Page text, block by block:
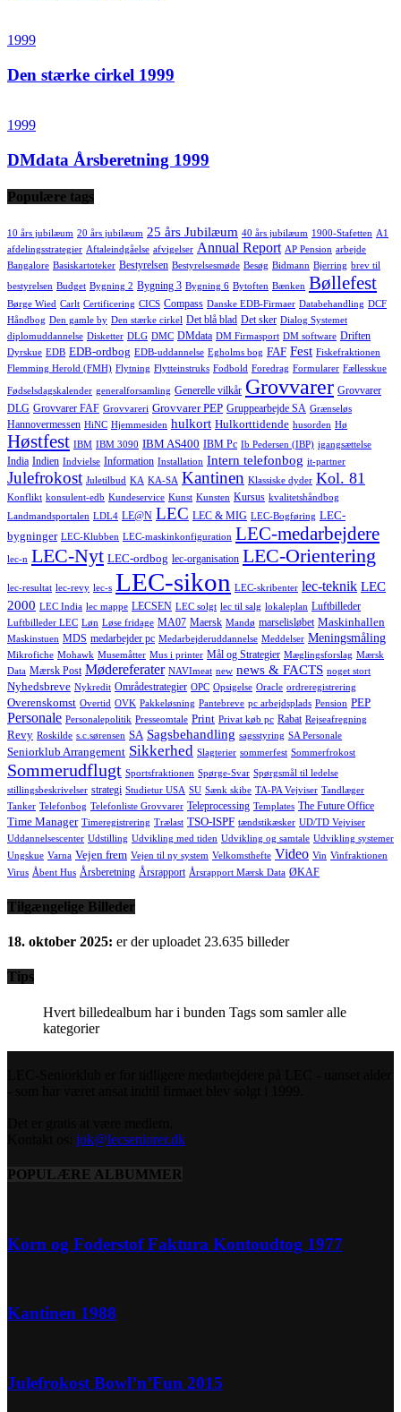
1999
Den stærke cirkel 1999
1999
DMdata Årsberetning 1999
Populære tags
10 års jubilæum 20 års jubilæum 25 års Jubilæum 40 års jubilæum 1900-Stafetten A1
afdelingsstrategier Aftaleindgåelse afvigelser Annual Report AP Pension arbejde
Bangalore Basiskartoteker Bestyrelsen Bestyrelsesmøde Besøg Bidmann Bjerring brev til
bestyrelsen Budget Bygning 2 Bygning 3 Bygning 6 Bytoften Bænken Bøllefest
Børge Wied Carlt Certificering CICS Compass Danske EDB-Firmaer Databehandling DCF
Håndbog Den gamle by Den stærke cirkel Det blå blad Det sker Dialog Systemet
diplomuddannelse Disketter DLG DMC DMdata DM Firmasport DM software Driften
Dyrskue EDB EDB-ordbog EDB-uddannelse Egholms bog FAF Fest Fiskefraktionen
Flemming Herold (FMH) Flytning Flytteinstruks Fodbold Foredrag Formularer Fællesskue
Fødselsdagskalender generalforsamling Generelle vilkår Grovvarer Grovvarer
DLG Grovvarer FAF Grovvareri Grovvarer PEP Gruppearbejde SA Grænseløs
Hannovermessen HiNC Hjemmesiden hulkort Hulkorttidende husorden Hø
Høstfest IBM IBM 3090 IBM AS400 IBM Pc Ib Pedersen (IBP) igangsættelse
India Indien Indvielse Information Installation Intern telefonbog it-partner
Julefrokost Juletilbud KA KA-SA Kantinen Klassiske dyder Kol. 81
Konflikt konsulent-edb Kundeservice Kunst Kunsten Kursus kvalitetshåndbog
Landmandsportalen LDL4 LE@N LEC LEC & MIG LEC-Bogføring LEC-
bygninger LEC-Klubben LEC-maskinkonfiguration LEC-medarbejdere
lec-n LEC-Nyt LEC-ordbog lec-organisation LEC-Orientering
lec-resultat lec-revy lec-s LEC-sikon LEC-skribenter lec-teknik LEC
2000 LEC India lec mappe LECSEN LEC solgt lec til salg lokaleplan Luftbilleder
Luftbilleder LEC Løn Løse fridage MA07 Maersk Mandø marselisløbet Maskinhallen
Maskinstuen MDS medarbejder pc Medarbejderuddannelse Meddelser Meningsmåling
Mikrofiche Mohawk Musemåtter Mus i printer Mål og Strategier Mæglingsforslag Mærsk
Data Mærsk Post Mødereferater NAVImeat new news & FACTS noget stort
Nyhedsbreve Nykredit Områdestrategier OPC Opsigelse Oracle ordreregistrering
Overenskomst Overtid OVK Pakkeløsning Pantebreve pc arbejdsplads Pension PEP
Personale Personalepolitik Presseomtale Print Privat køb pc Rabat Rejseafregning
Revy Roskilde s.c.sørensen SA Sagsbehandling sagsstyring SA Personale
Seniorklub Arrangement Sikkerhed Slagterier sommerfest Sommerfrokost
Sommerudflugt Sportsfraktionen Spørge-Svar Spørgsmål til ledelse
stillingsbeskrivelser strategi Studietur USA SU Sænk skibe TA-PA Vejviser Tandlæger
Tanker Telefonbog Telefonliste Grovvarer Teleprocessing Templates The Future Office
Time Manager Timeregistrering Trælast TSO-ISPF tændstikæsker UD/TD Vejviser
Uddannelsescenter Udstilling Udvikling med tiden Udvikling og samtale Udvikling systemer
Ungskue Varna Vejen frem Vejen til ny system Velkomsthefte Video Vin Vinfraktionen
Virus Åbent Hus Årsberetning Årsrapport Årsrapport Mærsk Data ØKAF
Tilgængelige Billeder
18. oktober 2025: er der uploadet 23.635 billeder
Tips
Hvert billedealbum har i bunden Tags som samler alle
kategorier
jok@lecseniorer.dk
POPULÆRE ALBUMMER
Korn og Foderstof Faktura Kontoudtog 1977
Kantinen 1988
Julefrokost Bowl’n’Fun 2015